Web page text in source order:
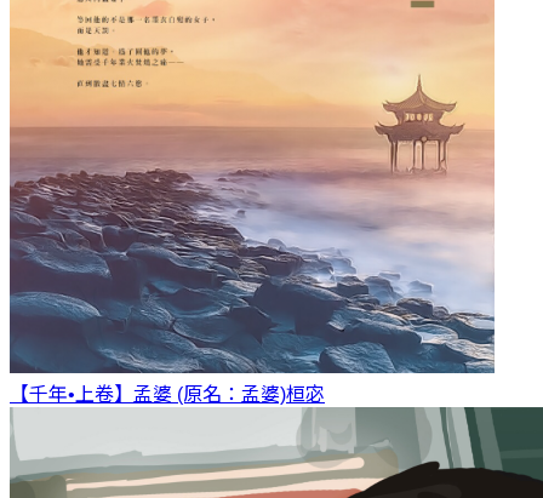
【千年•上卷】孟婆 (原名：孟婆)桓宓